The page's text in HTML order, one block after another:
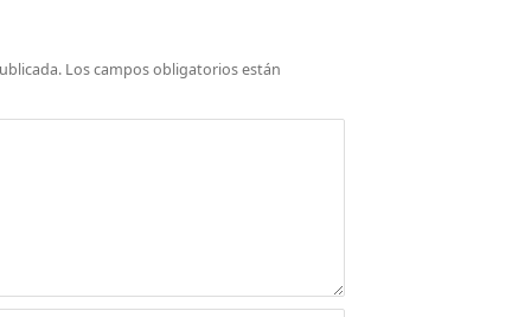
Los campos obligatorios están